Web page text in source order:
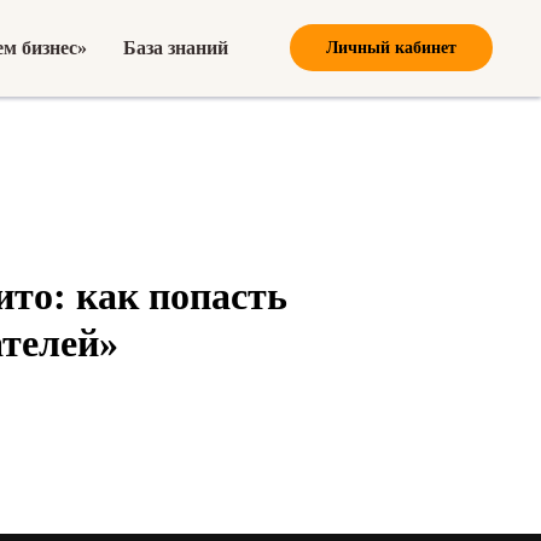
бизнес» База знаний Личный кабинет
как попасть